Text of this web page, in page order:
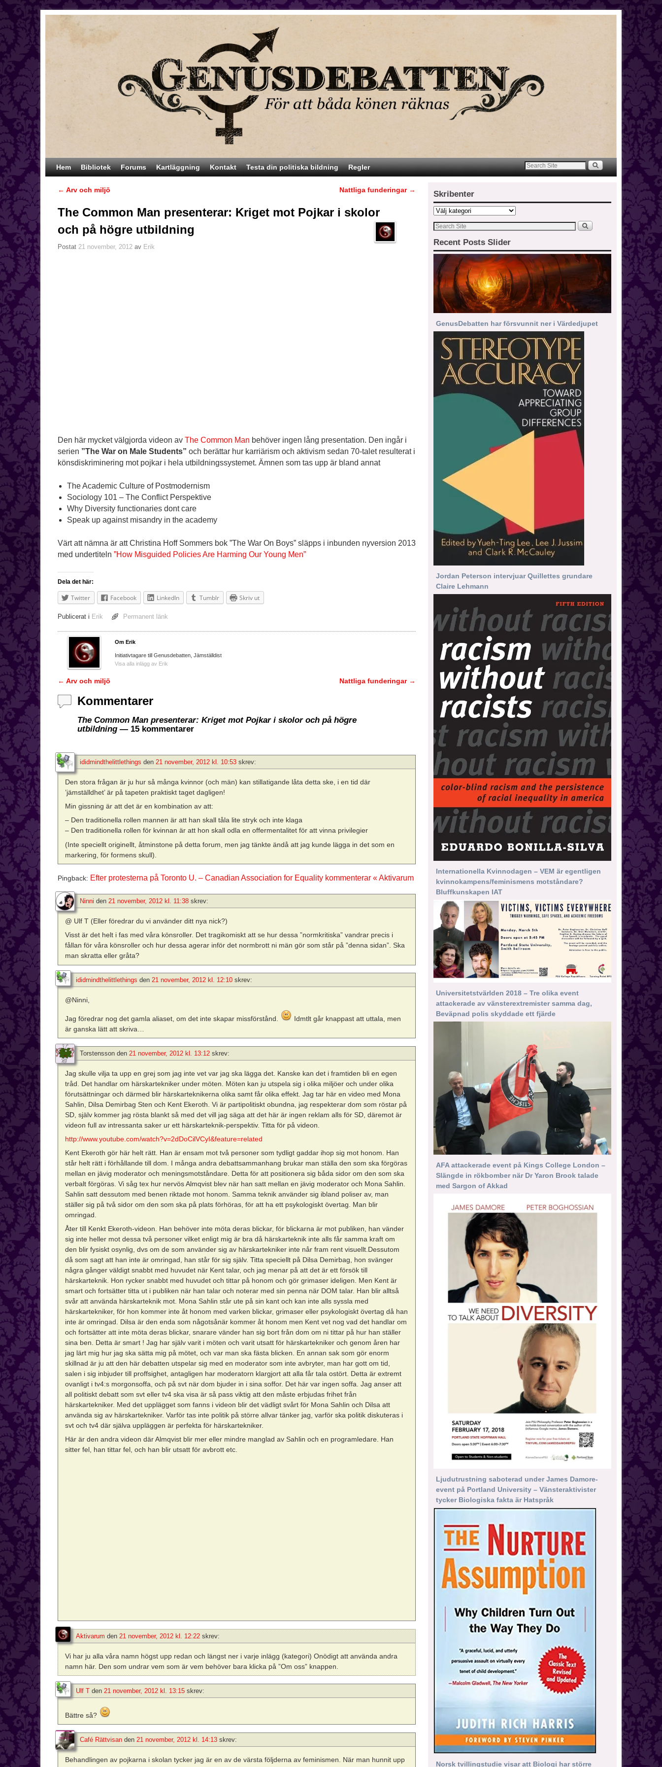
Hoppa till huvudinnehåll
Hoppa till sekundärt innehåll
Hem Bibliotek Forums Kartläggning Kontakt Testa din politiska bildning Regler
Inläggsnavigering
← Arv och miljö Nattliga funderingar →
The Common Man presenterar: Kriget mot Pojkar i skolor
och på högre utbildning
Postat 21 november, 2012 av Erik
Den här mycket välgjorda videon av The Common Man behöver ingen lång presentation. Den ingår i
serien ”The War on Male Students” och berättar hur karriärism och aktivism sedan 70-talet resulterat i
könsdiskriminering mot pojkar i hela utbildningssystemet. Ämnen som tas upp är bland annat
The Academic Culture of Postmodernism
Sociology 101 – The Conflict Perspektive
Why Diversity functionaries dont care
Speak up against misandry in the academy
Värt att nämna är att Christina Hoff Sommers bok ”The War On Boys” släpps i inbunden nyversion 2013
med undertiteln ”How Misguided Policies Are Harming Our Young Men”
Dela det här:
Twitter Facebook LinkedIn Tumblr Skriv ut
Publicerat i Erik Permanent länk
Om Erik
Initiativtagare till Genusdebatten, Jämställdist
Visa alla inlägg av Erik
Inläggsnavigering
← Arv och miljö Nattliga funderingar →
Kommentarer
The Common Man presenterar: Kriget mot Pojkar i skolor och på högre
utbildning — 15 kommentarer
ididmindthelittlethings den 21 november, 2012 kl. 10:53 skrev:
Den stora frågan är ju hur så många kvinnor (och män) kan stillatigande låta detta ske, i en tid där
’jämställdhet’ är på tapeten praktiskt taget dagligen!
Min gissning är att det är en kombination av att:
– Den traditionella rollen mannen är att han skall tåla lite stryk och inte klaga
– Den traditionella rollen för kvinnan är att hon skall odla en offermentalitet för att vinna privilegier
(Inte speciellt originellt, åtminstone på detta forum, men jag tänkte ändå att jag kunde lägga in det som en
markering, för formens skull).
Pingback: Efter protesterna på Toronto U. – Canadian Association for Equality kommenterar « Aktivarum
Ninni den 21 november, 2012 kl. 11:38 skrev:
@ Ulf T (Eller föredrar du vi använder ditt nya nick?)
Visst är det helt i fas med våra könsroller. Det tragikomiskt att se hur dessa ”normkritiska” vandrar precis i
fållan för våra könsroller och hur dessa agerar inför det normbrott ni män gör som står på ”denna sidan”. Ska
man skratta eller gråta?
ididmindthelittlethings den 21 november, 2012 kl. 12:10 skrev:
@Ninni,
Jag föredrar nog det gamla aliaset, om det inte skapar missförstånd.
Idmtlt går knappast att uttala, men
är ganska lätt att skriva…
Torstensson den 21 november, 2012 kl. 13:12 skrev:
Jag skulle vilja ta upp en grej som jag inte vet var jag ska lägga det. Kanske kan det i framtiden bli en egen
tråd. Det handlar om härskartekniker under möten. Möten kan ju utspela sig i olika miljöer och under olika
förutsättningar och därmed blir härskarteknikerna olika samt får olika effekt. Jag tar här en video med Mona
Sahlin, Dilsa Demirbag Sten och Kent Ekeroth. Vi är partipolitiskt obundna, jag respekterar dom som röstar på
SD, själv kommer jag rösta blankt så med det vill jag säga att det här är ingen reklam alls för SD, däremot är
videon full av intressanta saker ur ett härskarteknik-perspektiv. Titta för på videon.
http://www.youtube.com/watch?v=2dDoCilVCyI&feature=related
Kent Ekeroth gör här helt rätt. Han är ensam mot två personer som tydligt gaddar ihop sig mot honom. Han
står helt rätt i förhållande till dom. I många andra debattsammanhang brukar man ställa den som ska förgöras
mellan en jävig moderator och meningsmotståndare. Detta för att positionera sig båda sidor om den som ska
verbalt förgöras. Vi såg tex hur nervös Almqvist blev när han satt mellan en jävig moderator och Mona Sahlin.
Sahlin satt dessutom med benen riktade mot honom. Samma teknik använder sig ibland poliser av, man
ställer sig på två sidor om den som ska på plats förhöras, för att ha ett psykologiskt övertag. Man blir
omringad.
Åter till Kenkt Ekeroth-videon. Han behöver inte möta deras blickar, för blickarna är mot publiken, han vänder
sig inte heller mot dessa två personer vilket enligt mig är bra då härskarteknik inte alls får samma kraft om
den blir fysiskt osynlig, dvs om de som använder sig av härskartekniker inte når fram rent visuellt.Dessutom
då som sagt att han inte är omringad, han står för sig själv. Titta speciellt på Dilsa Demirbag, hon svänger
några gånger väldigt snabbt med huvudet när Kent talar, och jag menar på att det är ett försök till
härskarteknik. Hon rycker snabbt med huvudet och tittar på honom och gör grimaser ideligen. Men Kent är
smart och fortsätter titta ut i publiken när han talar och noterar med sin penna när DOM talar. Han blir alltså
svår att använda härskarteknik mot. Mona Sahlin står ute på sin kant och kan inte alls syssla med
härskartekniker, för hon kommer inte åt honom med varken blickar, grimaser eller psykologiskt övertag då han
inte är omringad. Dilsa är den enda som någotsånär kommer åt honom men Kent vet nog vad det handlar om
och fortsätter att inte möta deras blickar, snarare vänder han sig bort från dom om ni tittar på hur han ställer
sina ben. Detta är smart ! Jag har själv varit i möten och varit utsatt för härskartekniker och genom åren har
jag lärt mig hur jag ska sätta mig på mötet, och var man ska fästa blicken. En annan sak som gör enorm
skillnad är ju att den här debatten utspelar sig med en moderator som inte avbryter, man har gott om tid,
salen i sig inbjuder till proffsighet, antagligen har moderatorn klargjort att alla får tala ostört. Detta är extremt
ovanligt i tv4:s morgonsoffa, och på svt när dom bjuder in i sina soffor. Det här var ingen soffa. Jag anser att
all politiskt debatt som svt eller tv4 ska visa är så pass viktig att den måste erbjudas frihet från
härskartekniker. Med det upplägget som fanns i videon blir det vädligt svårt för Mona Sahlin och Dilsa att
använda sig av härskartekniker. Varför tas inte politik på större allvar tänker jag, varför ska politik diskuteras i
svt och tv4 där själva uppläggen är perfekta för härskartekniker.
Här är den andra videon där Almqvist blir mer eller mindre manglad av Sahlin och en programledare. Han
sitter fel, han tittar fel, och han blir utsatt för avbrott etc.
Aktivarum den 21 november, 2012 kl. 12:22 skrev:
Vi har ju alla våra namn högst upp redan och längst ner i varje inlägg (kategori) Onödigt att använda andra
namn här. Den som undrar vem som är vem behöver bara klicka på ”Om oss” knappen.
Ulf T den 21 november, 2012 kl. 13:15 skrev:
Bättre så?
Café Rättvisan den 21 november, 2012 kl. 14:13 skrev:
Behandlingen av pojkarna i skolan tycker jag är en av de värsta följderna av feminismen. När man hunnit upp
Skribenter
Recent Posts Slider
GenusDebatten har försvunnit ner i Värdedjupet
Jordan Peterson intervjuar Quillettes grundare
Claire Lehmann
Internationella Kvinnodagen – VEM är egentligen
kvinnokampens/feminismens motståndare?
Bluffkunskapen IAT
Universitetstvärlden 2018 – Tre olika event
attackerade av vänsterextremister samma dag,
Beväpnad polis skyddade ett fjärde
AFA attackerade event på Kings College London –
Slängde in rökbomber när Dr Yaron Brook talade
med Sargon of Akkad
Ljudutrustning saboterad under James Damore-
event på Portland University – Vänsteraktivister
tycker Biologiska fakta är Hatspråk
Norsk tvillingstudie visar att Biologi har större